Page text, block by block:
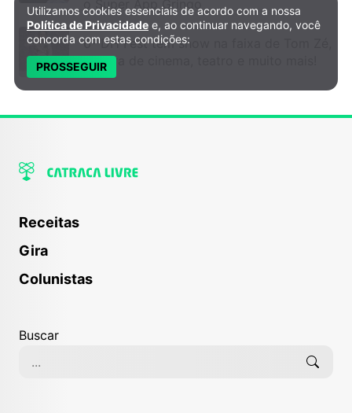
o Super App Gringo
6º DH Fest tem show na faixa de Tom Zé,
mostra de cinema, teatro e muito mais!
Receitas
Gira
Colunistas
Buscar
Política de Privacidade e Cookies
Utilizamos cookies essenciais de acordo com a nossa
Política de Privacidade e, ao continuar navegando, você
concorda com estas condições:
PROSSEGUIR